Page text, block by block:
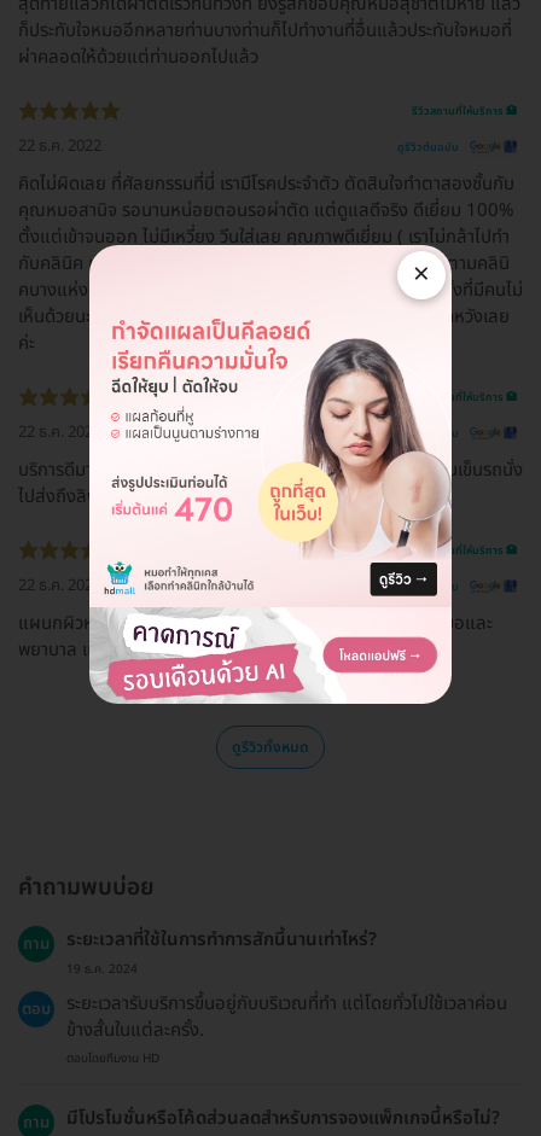
ก็ประทับใจหมออีกหลายท่านบางท่านก็ไปทำงานที่อื่นแล้วประทับใจหมอที่
ผ่าคลอดให้ด้วยแต่ท่านออกไปแล้ว
รีวิวสถานที่ให้บริการ 🏥
22 ธ.ค. 2022 ดูรีวิวต้นฉบับ
คิดไม่ผิดเลย ที่ศัลยกรรมที่นี่ เรามีโรคประจำตัว ตัดสินใจทำตาสองชั้นกับ
คุณหมอสานิจ รอนานหน่อยตอนรอผ่าตัด แต่ดูแลดีจริง ดีเยี่ยม 100%
ตั้งแต่เข้าจนออก ไม่มีเหวี่ยง วีนใส่เลย คุณภาพดีเยี่ยม ( เราไม่กล้าไปทำ
กับคลินิค เราไว้ใจที่นี่ เพราะแพทย์จบศัลยกรรมโดยตรง แพทย์ตามคลินิ
คบางแห่งที่มีคนแนะนำให้เราทำ จบทั่วไป เราจึงตัดสินใจทำที่นี่ ทั้งที่มีคนไม่
เห็นด้วยนะ แต่เราเชื่อใจยันฮีค่ะ ) ชอบมากๆ คิดไม่ผิด และไม่ผิดหวังเลย
ค่ะ
รีวิวสถานที่ให้บริการ 🏥
22 ธ.ค. 2022 ดูรีวิวต้นฉบับ
บริการดีมาก มีคนเดินพาไปทุกจุด มีที่นั่งรอดี มีที่ชาร์ทแบต มีคนเข็นรถนั่ง
ไปส่งถึงลิฟท์
รีวิวสถานที่ให้บริการ 🏥
22 ธ.ค. 2022 ดูรีวิวต้นฉบับ
แผนกผิวหนัง Skin and laser center บริการดีมากค่ะ คุณหมอและ
พยาบาล แนะนำค่ะ
ดูรีวิวทั้งหมด
คำถามพบบ่อย
ถาม ระยะเวลาที่ใช้ในการทำการสักนี้นานเท่าไหร่?
19 ธ.ค. 2024
ตอบ
ระยะเวลารับบริการขึ้นอยู่กับบริเวณที่ทำ แต่โดยทั่วไปใช้เวลาค่อน
ข้างสั้นในแต่ละครั้ง.
ตอบโดยทีมงาน HD
ถาม มีโปรโมชั่นหรือโค้ดส่วนลดสำหรับการจองแพ็กเกจนี้หรือไม่?
×